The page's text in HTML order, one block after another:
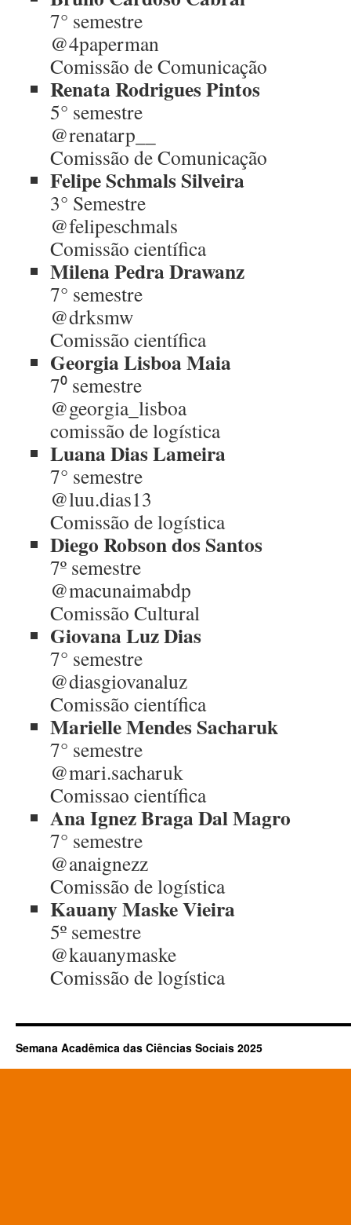
7° semestre
@4paperman
Comissão de Comunicação
Renata Rodrigues Pintos
5° semestre
@renatarp__
Comissão de Comunicação
Felipe Schmals Silveira
3° Semestre
@felipeschmals
Comissão científica
Milena Pedra Drawanz
7° semestre
@drksmw
Comissão científica
Georgia Lisboa Maia
7⁰ semestre
@georgia_lisboa
comissão de logística
Luana Dias Lameira
7° semestre
@luu.dias13
Comissão de logística
Diego Robson dos Santos
7º semestre
@macunaimabdp
Comissão Cultural
Giovana Luz Dias
7° semestre
@diasgiovanaluz
Comissão científica
Marielle Mendes Sacharuk
7° semestre
@mari.sacharuk
Comissao científica
Ana Ignez Braga Dal Magro
7° semestre
@anaignezz
Comissão de logística
Kauany Maske Vieira
5º semestre
@kauanymaske
Comissão de logística
Semana Acadêmica das Ciências Sociais 2025